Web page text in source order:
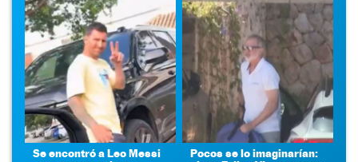
Se encontró a Leo Messi
Pocos se lo imaginarían: